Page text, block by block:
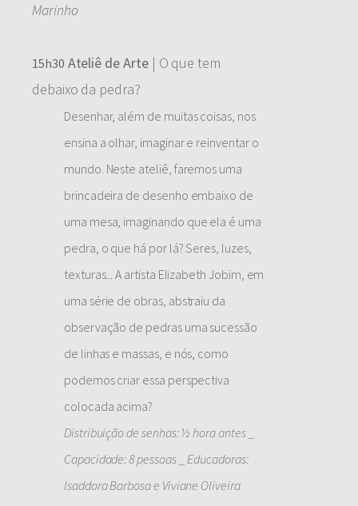
Marinho
15h30 Ateliê de Arte| O que tem
debaixo da pedra?
Desenhar, além de muitas coisas, nos
ensina a olhar, imaginar e reinventar o
mundo. Neste ateliê, faremos uma
brincadeira de desenho embaixo de
uma mesa, imaginando que ela é uma
pedra, o que há por lá? Seres, luzes,
texturas... A artista Elizabeth Jobim, em
uma série de obras, abstraiu da
observação de pedras uma sucessão
de linhas e massas, e nós, como
podemos criar essa perspectiva
colocada acima?
Distribuição de senhas: ½ hora antes _
Capacidade: 8 pessoas _ Educadoras:
Isaddora Barbosa e Viviane Oliveira